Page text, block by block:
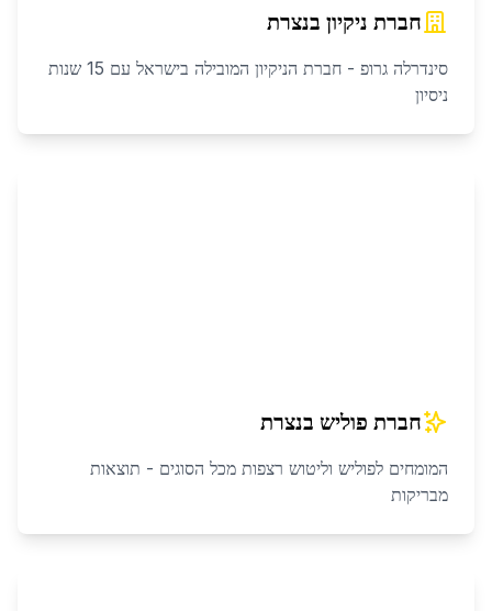
חברת ניקיון בנצרת
סינדרלה גרופ - חברת הניקיון המובילה בישראל עם 15 שנות
ניסיון
חברת פוליש בנצרת
המומחים לפוליש וליטוש רצפות מכל הסוגים - תוצאות
מבריקות